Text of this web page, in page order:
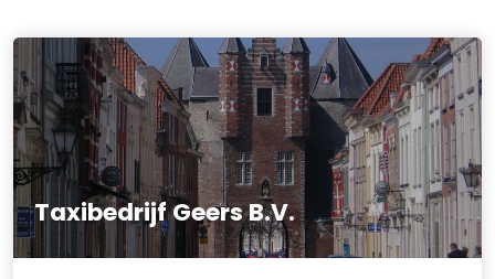
Taxibedrijf Geers B.V.